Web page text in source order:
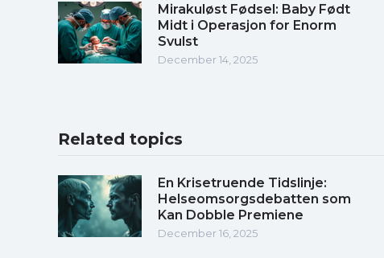
Mirakuløst Fødsel: Baby Født
Midt i Operasjon for Enorm
Svulst
December 14, 2025
Related topics
En Krisetruende Tidslinje:
Helseomsorgsdebatten som
Kan Dobble Premiene
December 16, 2025